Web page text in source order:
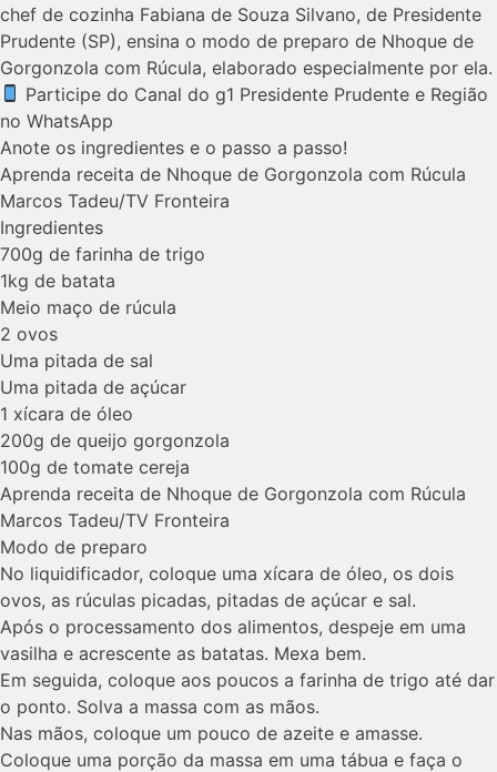
chef de cozinha Fabiana de Souza Silvano, de Presidente
Prudente (SP), ensina o modo de preparo de Nhoque de
Gorgonzola com Rúcula, elaborado especialmente por ela.
Participe do Canal do g1 Presidente Prudente e Região
no WhatsApp
Anote os ingredientes e o passo a passo!
Aprenda receita de Nhoque de Gorgonzola com Rúcula
Marcos Tadeu/TV Fronteira
Ingredientes
700g de farinha de trigo
1kg de batata
Meio maço de rúcula
2 ovos
Uma pitada de sal
Uma pitada de açúcar
1 xícara de óleo
200g de queijo gorgonzola
100g de tomate cereja
Aprenda receita de Nhoque de Gorgonzola com Rúcula
Marcos Tadeu/TV Fronteira
Modo de preparo
No liquidificador, coloque uma xícara de óleo, os dois
ovos, as rúculas picadas, pitadas de açúcar e sal.
Após o processamento dos alimentos, despeje em uma
vasilha e acrescente as batatas. Mexa bem.
Em seguida, coloque aos poucos a farinha de trigo até dar
o ponto. Solva a massa com as mãos.
Nas mãos, coloque um pouco de azeite e amasse.
Coloque uma porção da massa em uma tábua e faça o